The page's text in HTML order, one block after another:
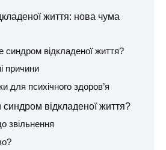
життя: нова чума
синдром відкладеної життя?
причини
для психічного здоров’я
відкладеної життя?
звільнення